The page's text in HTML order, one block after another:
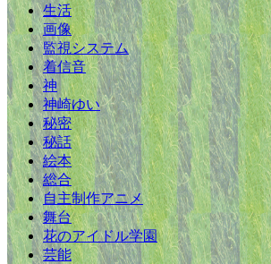
生活
画像
監視システム
着信音
神
神崎ゆい
秘密
秘話
絵本
総合
自主制作アニメ
舞台
花のアイドル学園
芸能